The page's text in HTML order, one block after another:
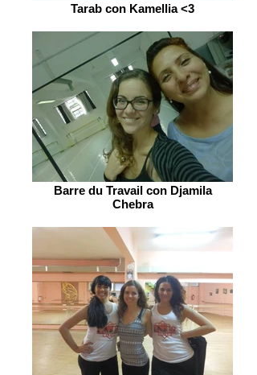
Tarab con Kamellia <3
Barre du Travail con Djamila
Chebra